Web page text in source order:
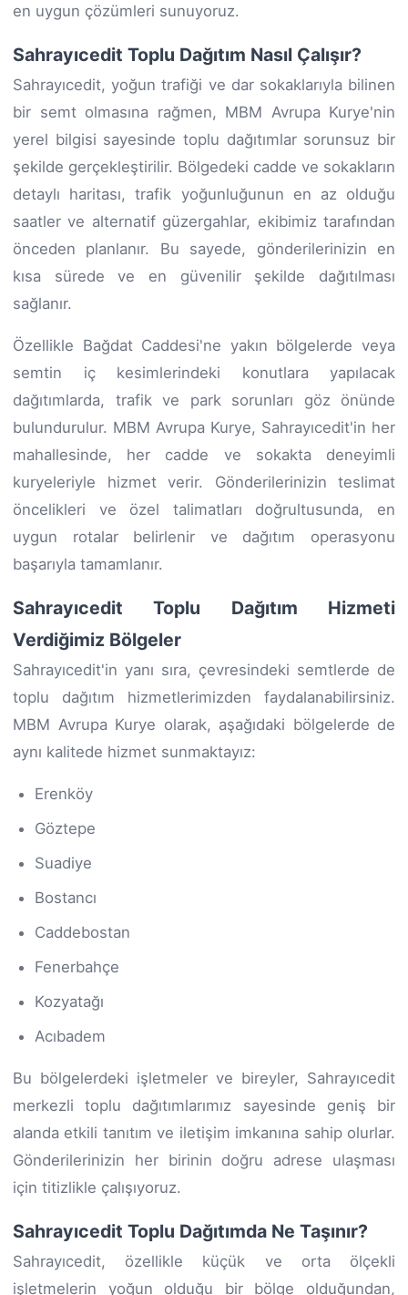
en uygun çözümleri sunuyoruz.
Sahrayıcedit Toplu Dağıtım Nasıl Çalışır?
Sahrayıcedit, yoğun trafiği ve dar sokaklarıyla bilinen
bir semt olmasına rağmen, MBM Avrupa Kurye'nin
yerel bilgisi sayesinde toplu dağıtımlar sorunsuz bir
şekilde gerçekleştirilir. Bölgedeki cadde ve sokakların
detaylı haritası, trafik yoğunluğunun en az olduğu
saatler ve alternatif güzergahlar, ekibimiz tarafından
önceden planlanır. Bu sayede, gönderilerinizin en
kısa sürede ve en güvenilir şekilde dağıtılması
sağlanır.
Özellikle Bağdat Caddesi'ne yakın bölgelerde veya
semtin iç kesimlerindeki konutlara yapılacak
dağıtımlarda, trafik ve park sorunları göz önünde
bulundurulur. MBM Avrupa Kurye, Sahrayıcedit'in her
mahallesinde, her cadde ve sokakta deneyimli
kuryeleriyle hizmet verir. Gönderilerinizin teslimat
öncelikleri ve özel talimatları doğrultusunda, en
uygun rotalar belirlenir ve dağıtım operasyonu
başarıyla tamamlanır.
Sahrayıcedit Toplu Dağıtım Hizmeti
Verdiğimiz Bölgeler
Sahrayıcedit'in yanı sıra, çevresindeki semtlerde de
toplu dağıtım hizmetlerimizden faydalanabilirsiniz.
MBM Avrupa Kurye olarak, aşağıdaki bölgelerde de
aynı kalitede hizmet sunmaktayız:
Erenköy
Göztepe
Suadiye
Bostancı
Caddebostan
Fenerbahçe
Kozyatağı
Acıbadem
Bu bölgelerdeki işletmeler ve bireyler, Sahrayıcedit
merkezli toplu dağıtımlarımız sayesinde geniş bir
alanda etkili tanıtım ve iletişim imkanına sahip olurlar.
Gönderilerinizin her birinin doğru adrese ulaşması
için titizlikle çalışıyoruz.
Sahrayıcedit Toplu Dağıtımda Ne Taşınır?
Sahrayıcedit, özellikle küçük ve orta ölçekli
işletmelerin yoğun olduğu bir bölge olduğundan,